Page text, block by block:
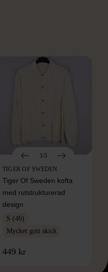
1/5
TIGER OF SWEDEN
Tiger Of Sweden kofta
med rutstrukturerad
design
S (46)
Mycket gott skick
449 kr